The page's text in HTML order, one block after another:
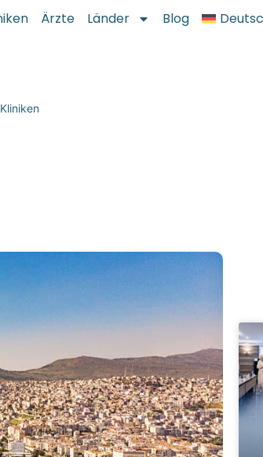
Ärzte Länder Blog